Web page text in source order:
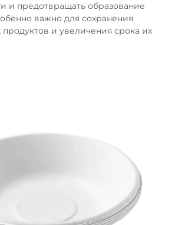
и предотвращать образование
важно для сохранения
и увеличения срока их